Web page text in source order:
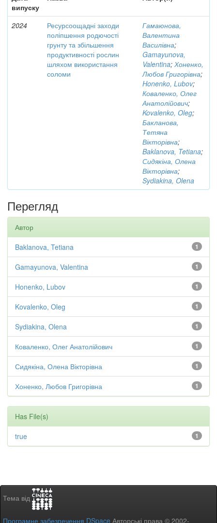
випуску
2024
Ресурсоощадні заходи
поліпшення родючості
грунту та збільшення
продуктивності рослин
шляхом використання
соломи
Гамаюнова,
Валентина
Василівна;
Gamayunova,
Valentina; Хоненко,
Любов Григорівна;
Honenko, Lubov;
Коваленко, Олег
Анатолійович;
Kovalenko, Oleg;
Бакланова,
Тетяна
Вікторівна;
Baklanova, Tetiana;
Сидякіна, Олена
Вікторівна;
Sydiakina, Olena
Перегляд
Автор
1
Baklanova, Tetiana
1
Gamayunova, Valentina
1
Honenko, Lubov
1
Kovalenko, Oleg
1
Sydiakina, Olena
1
Коваленко, Олег Анатолійович
1
Сидякіна, Олена Вікторівна
1
Хоненко, Любов Григорівна
Has File(s)
1
true
Тема від
Програмне забезпечення DSpace Авторські права © 2002-